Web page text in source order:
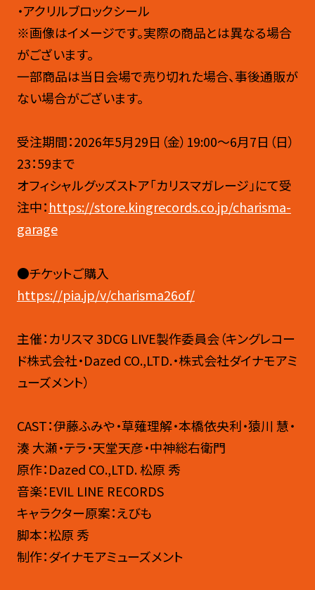
・アクリルブロックシール
※画像はイメージです。実際の商品とは異なる場合
がございます。
一部商品は当日会場で売り切れた場合、事後通販が
ない場合がございます。
受注期間：2026年5月29日（金）19:00～6月7日（日）
23：59まで
オフィシャルグッズストア「カリスマガレージ」にて受
注中：https://store.kingrecords.co.jp/charisma-
garage
●チケットご購入
https://pia.jp/v/charisma26of/
主催：カリスマ 3DCG LIVE製作委員会（キングレコー
ド株式会社・Dazed CO.,LTD.・株式会社ダイナモアミ
ューズメント）
CAST：伊藤ふみや・草薙理解・本橋依央利・猿川 慧・
湊 大瀬・テラ・天堂天彦・中神総右衛門
原作：Dazed CO.,LTD. 松原 秀
音楽：EVIL LINE RECORDS
キャラクター原案：えびも
脚本：松原 秀
制作：ダイナモアミューズメント